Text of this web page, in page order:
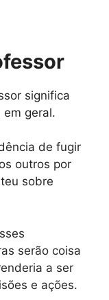
significa
geral.
de fugir
outros por
sobre
serão coisa
a ser
e ações.